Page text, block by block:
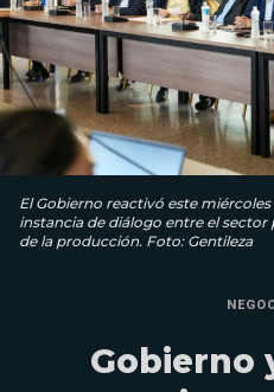
El Gobierno reactivó este
instancia de diálogo entre el
de la producción. Foto: Gentileza
Gobierno